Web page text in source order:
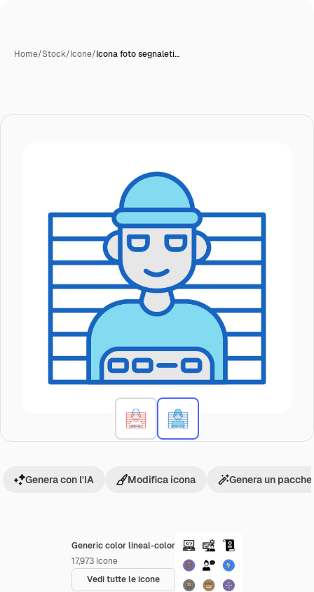
Home/Stock/Icone/Icona foto segnaleti…
Generic color lineal-color
17,973 Icone
Vedi tutte le icone
Genera con l'IA Modifica icona Genera un